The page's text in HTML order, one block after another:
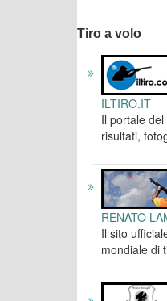
Tiro a volo
ILTIRO.IT
Il portale
risultati,
RENATO
Il sito
mondiale di